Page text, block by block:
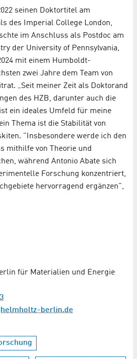
seinen Doktortitel am
des Imperial College London,
im Anschluss als Postdoc am
der University of Pennsylvania,
mit einem Humboldt-
zwei Jahre dem Team von
„Seit meiner Zeit als Doktorand
des HZB, darunter auch die
ein ideales Umfeld für meine
Thema ist die Stabilität von
"Insbesondere werde ich den
mithilfe von Theorie und
während Antonio Abate sich
Forschung konzentriert,
hervorragend ergänzen",
für Materialien und Energie
berlin.de